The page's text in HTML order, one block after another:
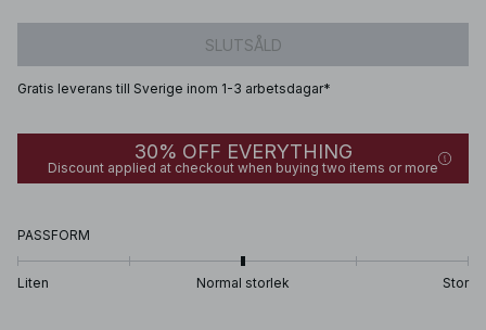
SLUTSÅLD
Gratis leverans till Sverige inom 1-3 arbetsdagar*
30% OFF EVERYTHING
Discount applied at checkout when buying two items or more
PASSFORM
Liten Normal storlek Stor